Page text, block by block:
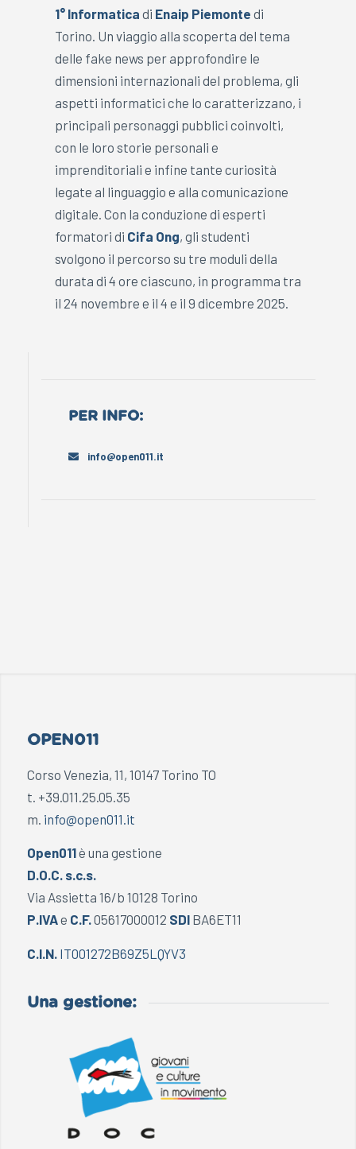
1° Informatica di Enaip Piemonte di
Torino. Un viaggio alla scoperta del tema
delle fake news per approfondire le
dimensioni internazionali del problema, gli
aspetti informatici che lo caratterizzano, i
principali personaggi pubblici coinvolti,
con le loro storie personali e
imprenditoriali e infine tante curiosità
legate al linguaggio e alla comunicazione
digitale. Con la conduzione di esperti
formatori di Cifa Ong, gli studenti
svolgono il percorso su tre moduli della
durata di 4 ore ciascuno, in programma tra
il 24 novembre e il 4 e il 9 dicembre 2025.
PER INFO:
info@open011.it
OPEN011
Corso Venezia, 11, 10147 Torino TO
t. +39.011.25.05.35
m. info@open011.it
Open011è una gestione
D.O.C. s.c.s.
Via Assietta 16/b 10128 Torino
P.IVAe C.F.05617000012 SDI BA6ET11
C.I.N. IT001272B69Z5LQYV3
Una gestione: